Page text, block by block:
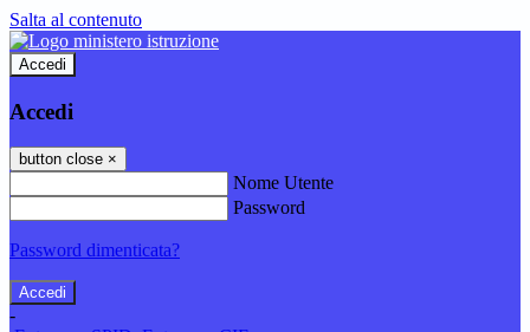
Salta al contenuto
Accedi
Accedi
button close ×
Nome Utente
Password
Password dimenticata?
-